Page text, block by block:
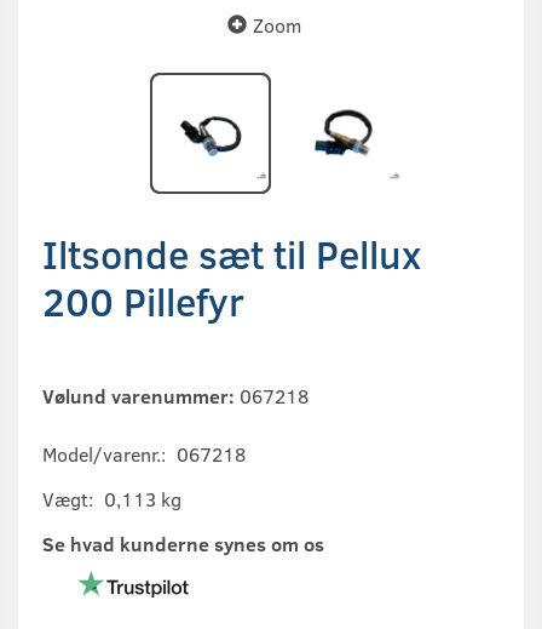
Zoom
Iltsonde sæt til Pellux
200 Pillefyr
Vølund varenummer: 067218
Model/varenr.: 067218
Vægt: 0,113 kg
Se hvad kunderne synes om os